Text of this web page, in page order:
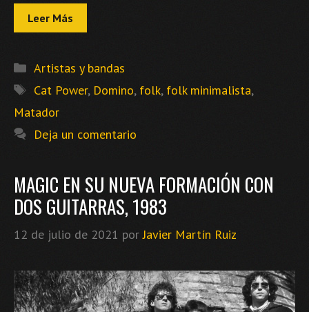
Leer Más
Categorías
Artistas y bandas
Etiquetas
Cat Power, Domino, folk, folk minimalista,
Matador
Deja un comentario
MAGIC EN SU NUEVA FORMACIÓN CON
DOS GUITARRAS, 1983
12 de julio de 2021 porJavier Martín Ruiz